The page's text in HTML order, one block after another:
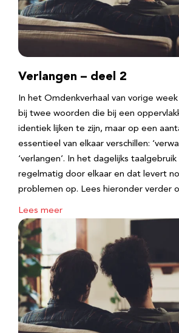
Verlangen – deel 2
In het Omdenkverhaal van vorige
bij twee woorden die bij een
identiek lijken te zijn, maar op een
essentieel van elkaar verschillen:
‘verlangen’. In het dagelijks
regelmatig door elkaar en dat levert
problemen op. Lees hieronder verder
Lees meer